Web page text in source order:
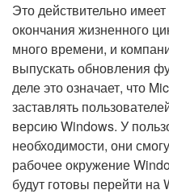
Это действительно
окончания жизненного
много времени, и
выпускать обновления
деле это означает, что
заставлять
версию Windows. У
необходимости, они
рабочее окружение
будут готовы перейти на